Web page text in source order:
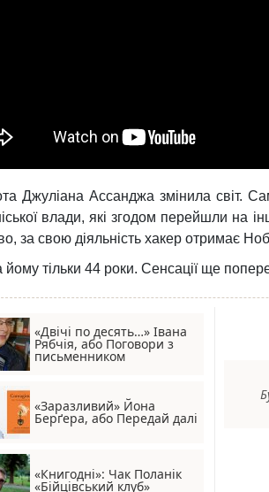
Джуліана Ассанджа змінила світ.
влади, які згодом перейшли на
за свою діяльність хакер отримає
йому тільки 44 роки. Сенсації ще
«Двічі по десять…» Івана
Рябчія, або Поговори з
письменником
«Заразливий» Йона
Берґера, або Передай далі
«Книгодні»: Чак Поланік
«Бійцівський клуб»